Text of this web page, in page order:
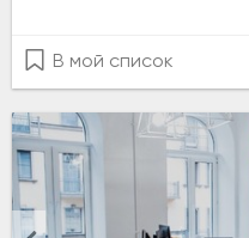
В мой список